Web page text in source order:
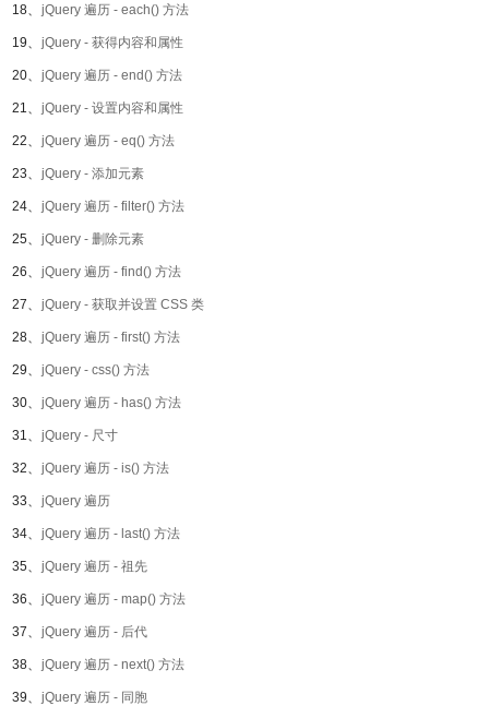
18、 jQuery 遍历 - each() 方法
19、 jQuery - 获得内容和属性
20、 jQuery 遍历 - end() 方法
21、 jQuery - 设置内容和属性
22、 jQuery 遍历 - eq() 方法
23、 jQuery - 添加元素
24、 jQuery 遍历 - filter() 方法
25、 jQuery - 删除元素
26、 jQuery 遍历 - find() 方法
27、 jQuery - 获取并设置 CSS 类
28、 jQuery 遍历 - first() 方法
29、 jQuery - css() 方法
30、 jQuery 遍历 - has() 方法
31、 jQuery - 尺寸
32、 jQuery 遍历 - is() 方法
33、 jQuery 遍历
34、 jQuery 遍历 - last() 方法
35、 jQuery 遍历 - 祖先
36、 jQuery 遍历 - map() 方法
37、 jQuery 遍历 - 后代
38、 jQuery 遍历 - next() 方法
39、 jQuery 遍历 - 同胞